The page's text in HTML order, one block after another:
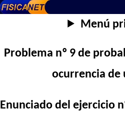
Menú
Problema nº 9 de
ocurrencia de
Enunciado del ejercicio